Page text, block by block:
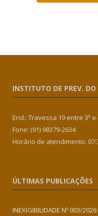
INSTITUTO DE PREV. DO
End.: Travessa 19 entre 3ª e
Fone: (91) 98379-2634
Horário de atendimento:
ÚLTIMAS PUBLICAÇÕES
INEXIGIBILIDADE Nº 003/